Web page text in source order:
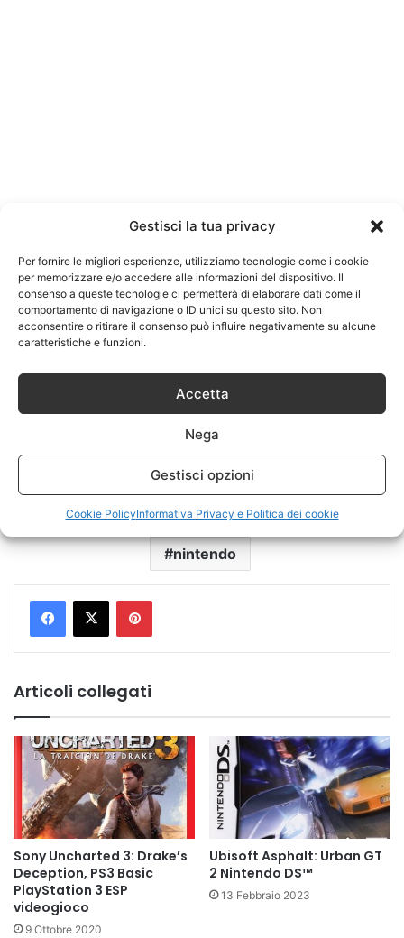
Gestisci la tua privacy
Per fornire le migliori esperienze, utilizziamo tecnologie come i cookie
per memorizzare e/o accedere alle informazioni del dispositivo. Il
consenso a queste tecnologie ci permetterà di elaborare dati come il
comportamento di navigazione o ID unici su questo sito. Non
acconsentire o ritirare il consenso può influire negativamente su alcune
caratteristiche e funzioni.
Accetta
Nega
Gestisci opzioni
Cookie PolicyInformativa Privacy e Politica dei cookie
nintendo
Pinterest
Articoli collegati
Sony Uncharted 3: Drake’s
Deception, PS3 Basic
PlayStation 3 ESP
videogioco
9 Ottobre 2020
Ubisoft Asphalt: Urban GT
2 Nintendo DS™
13 Febbraio 2023